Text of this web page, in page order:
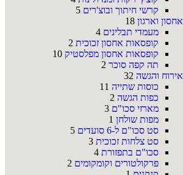
קרשי חיתוך ובוצ'רים 5
אחסון וארגון 18
מעמדי תבלינים 4
קופסאות אחסון זכוכית 2
קופסאות אחסון מפלסטיק 10
תה קפה סוכר 2
אירוח והגשה 32
כוסות שתייה 11
כפות הגשה 2
מארזי סכו"ם 3
מפות שולחן 1
סט סכו"ם ל-6 סועדים
5
סט צלחות זכוכית 3
סכו"ם בתפזורת 4
פרקולטורים וקומקומים 2